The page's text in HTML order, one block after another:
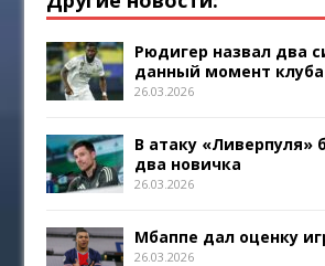
Рюдигер назвал два
данный момент клуба
26.03.2026
В атаку «Ливерпуля»
два новичка
26.03.2026
Мбаппе дал оценку
26.03.2026